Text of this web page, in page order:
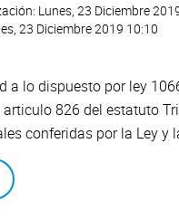
Lunes, 23 Diciembre
23 Diciembre 2019 10:10
a lo dispuesto por ley
826 del estatuto
conferidas por la Ley y